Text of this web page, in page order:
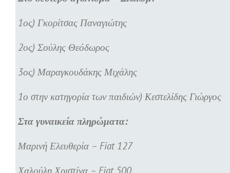
1ος) Γκορίτσας Παναγιώτης
2ος) Σούλης Θεόδωρος
3ος) Μαραγκουδάκης Μιχάλης
1ο στην κατηγορία των παιδιών) Κεστελίδης Γιώργος
Στα γυναικεία πληρώματα:
Μαρινή Ελευθερία – Fiat 127
Χαλούλη Χριστίνα – Fiat 500